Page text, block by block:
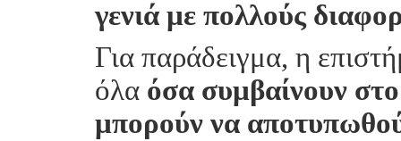
γενιά με πολλούς
Για παράδειγμα, η
όλα όσα συμβαίνουν
μπορούν να